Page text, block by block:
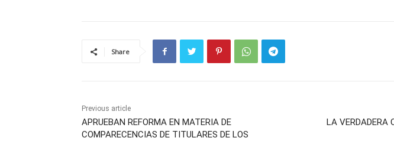
Share
Previous article
APRUEBAN REFORMA EN MATERIA DE
COMPARECENCIAS DE TITULARES DE LOS
LA VERDADERA